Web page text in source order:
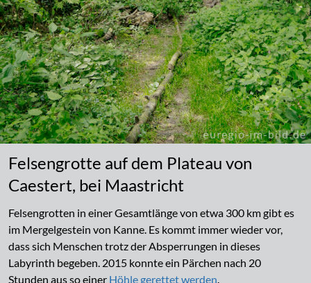
Felsengrotte auf dem Plateau von
Caestert, bei Maastricht
Felsengrotten in einer Gesamtlänge von etwa 300 km gibt es
im Mergelgestein von Kanne. Es kommt immer wieder vor,
dass sich Menschen trotz der Absperrungen in dieses
Labyrinth begeben. 2015 konnte ein Pärchen nach 20
Stunden aus so einer Höhle gerettet werden.